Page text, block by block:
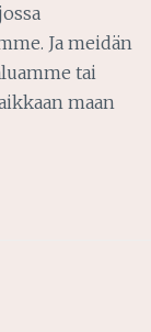
Ja meidän
tai
maan